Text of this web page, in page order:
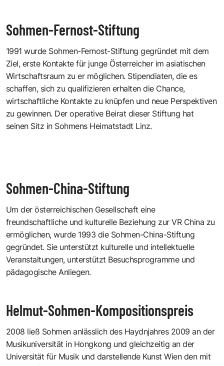
Sohmen-Fernost-Stiftung
1991 wurde Sohmen-Fernost-Stiftung gegründet mit dem
Ziel, erste Kontakte für junge Österreicher im asiatischen
Wirtschaftsraum zu er möglichen. Stipendiaten, die es
schaffen, sich zu qualifizieren erhalten die Chance,
wirtschaftliche Kontakte zu knüpfen und neue Perspektiven
zu gewinnen. Der operative Beirat dieser Stiftung hat
seinen Sitz in Sohmens Heimatstadt Linz.
Sohmen-China-Stiftung
Um der österreichischen Gesellschaft eine
freundschaftliche und kulturelle Beziehung zur VR China zu
ermöglichen, wurde 1993 die Sohmen-China-Stiftung
gegründet. Sie unterstützt kulturelle und intellektuelle
Veranstaltungen, unterstützt Besuchsprogramme und
pädagogische Anliegen.
Helmut-Sohmen-Kompositionspreis
2008 ließ Sohmen anlässlich des Haydnjahres 2009 an der
Musikuniversität in Hongkong und gleichzeitig an der
Universität für Musik und darstellende Kunst Wien den mit